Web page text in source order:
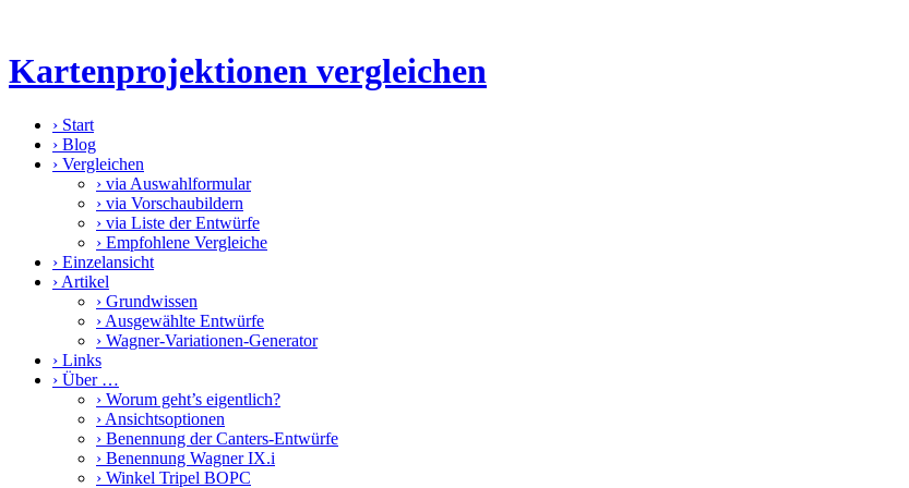
Kartenprojektionen vergleichen
› Start
› Blog
› Vergleichen
› via Auswahlformular
› via Vorschaubildern
› via Liste der Entwürfe
› Empfohlene Vergleiche
› Einzelansicht
› Artikel
› Grundwissen
› Ausgewählte Entwürfe
› Wagner-Variationen-Generator
› Links
› Über …
› Worum geht’s eigentlich?
› Ansichtsoptionen
› Benennung der Canters-Entwürfe
› Benennung Wagner IX.i
› Winkel Tripel BOPC